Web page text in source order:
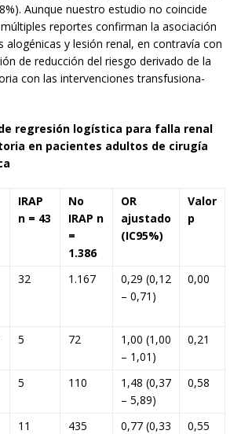
Aunque nuestro estudio no coincide
reportes confirman la asociación
alogénicas y lesión renal, en contravía con
de reducción del riesgo derivado de la
con las intervenciones transfusiona-
regresión logística para falla renal
en pacientes adultos de cirugía
IRAP
n = 43
No
IRAP n
=
1.386
OR
ajustado
(IC95%)
Valor
p
32 1.167
0,29 (0,12
– 0,71)
0,00
5 72
1,00 (1,00
– 1,01)
0,21
5 110
1,48 (0,37
– 5,89)
0,58
11 435
0,77 (0,33
0,55